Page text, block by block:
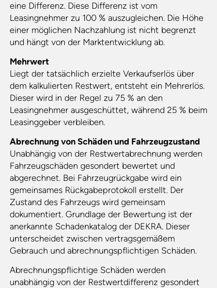
eine Differenz. Diese Differenz ist vom
Leasingnehmer zu 100 % auszugleichen. Die Höhe
einer möglichen Nachzahlung ist nicht begrenzt
und hängt von der Marktentwicklung ab.
Mehrwert
Liegt der tatsächlich erzielte Verkaufserlös über
dem kalkulierten Restwert, entsteht ein Mehrerlös.
Dieser wird in der Regel zu 75 % an den
Leasingnehmer ausgeschüttet, während 25 % beim
Leasinggeber verbleiben.
Abrechnung von Schäden und Fahrzeugzustand
Unabhängig von der Restwertabrechnung werden
Fahrzeugschäden gesondert bewertet und
abgerechnet. Bei Fahrzeugrückgabe wird ein
gemeinsames Rückgabeprotokoll erstellt. Der
Zustand des Fahrzeugs wird gemeinsam
dokumentiert. Grundlage der Bewertung ist der
anerkannte Schadenkatalog der DEKRA. Dieser
unterscheidet zwischen vertragsgemäßem
Gebrauch und abrechnungspflichtigen Schäden.
Abrechnungspflichtige Schäden werden
unabhängig von der Restwertdifferenz gesondert